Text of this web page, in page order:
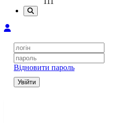
Відновити пароль
Увійти